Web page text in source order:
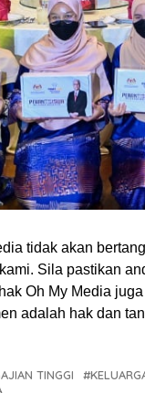
tidak akan
Sila pastikan
Oh My Media
adalah hak dan
TINGGI